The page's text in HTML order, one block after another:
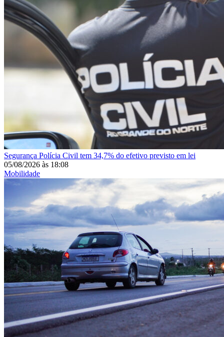
Segurança Polícia Civil tem 34,7% do efetivo previsto em lei
05/08/2026 às 18:08
Mobilidade